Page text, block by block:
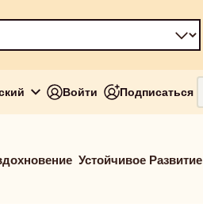
Войти Подписаться
Устойчивое Развитие